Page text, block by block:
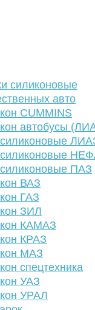
силиконовые
авто
CUMMINS
автобусы
силиконовые
ПАЗ
ВАЗ
ГАЗ
ЗИЛ
КАМАЗ
КРАЗ
МАЗ
спецтехника
УАЗ
УРАЛ